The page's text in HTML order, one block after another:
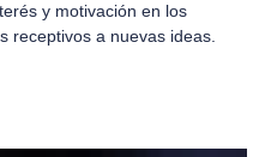
y motivación en los
receptivos a nuevas ideas.